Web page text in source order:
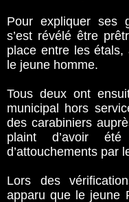
Pour expliquer ses
s’est révélé être
place entre les étals,
le jeune homme.
Tous deux ont
municipal hors
des carabiniers
plaint d’avoir
d’attouchements par
Lors des
apparu que le jeune